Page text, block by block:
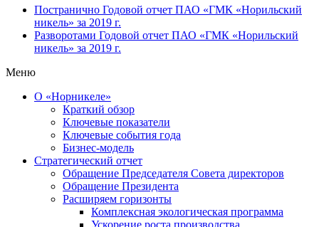
Постранично Годовой отчет ПАО «ГМК «Норильский
никель» за 2019 г.
Разворотами Годовой отчет ПАО «ГМК «Норильский
никель» за 2019 г.
Меню
О «Норникеле»
Краткий обзор
Ключевые показатели
Ключевые события года
Бизнес-модель
Стратегический отчет
Обращение Председателя Совета директоров
Обращение Президента
Расширяем горизонты
Комплексная экологическая программа
Ускорение роста производства